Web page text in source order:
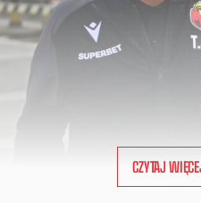
CZYTAJ